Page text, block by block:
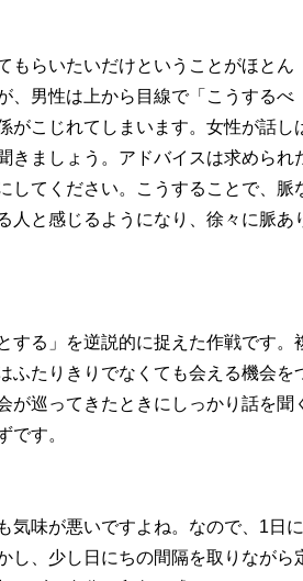
もらいたいだけということがほとん
、男性は上から目線で「こうするべ
がこじれてしまいます。女性が話し
きましょう。アドバイスは求められ
してください。こうすることで、脈
人と感じるようになり、徐々に脈あ
する」を逆説的に捉えた作戦です。
ふたりきりでなくても会える機会を
が巡ってきたときにしっかり話を聞
です。
気味が悪いですよね。なので、1日に
し、少し日にちの間隔を取りながら